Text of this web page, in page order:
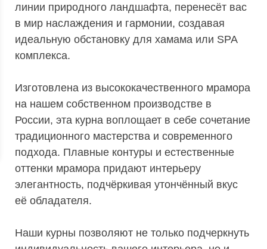
линии природного ландшафта, перенесёт вас
в мир наслаждения и гармонии, создавая
идеальную обстановку для хамама или SPA
комплекса.
Изготовлена из высококачественного мрамора
на нашем собственном производстве в
России, эта курна воплощает в себе сочетание
традиционного мастерства и современного
подхода. Плавные контуры и естественные
оттенки мрамора придают интерьеру
элегантность, подчёркивая утончённый вкус
её обладателя.
Наши курны позволяют не только подчеркнуть